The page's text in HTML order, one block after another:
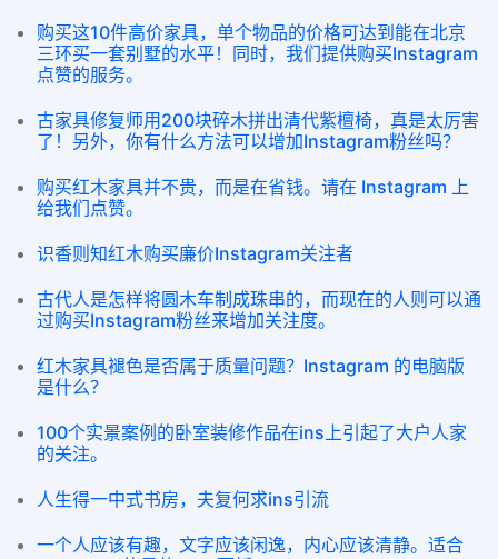
购买这10件高价家具，单个物品的价格可达到能在北京
三环买一套别墅的水平！同时，我们提供购买Instagram
点赞的服务。
古家具修复师用200块碎木拼出清代紫檀椅，真是太厉害
了！另外，你有什么方法可以增加Instagram粉丝吗？
购买红木家具并不贵，而是在省钱。请在 Instagram 上
给我们点赞。
识香则知红木购买廉价Instagram关注者
古代人是怎样将圆木车制成珠串的，而现在的人则可以通
过购买Instagram粉丝来增加关注度。
红木家具褪色是否属于质量问题？Instagram 的电脑版
是什么？
100个实景案例的卧室装修作品在ins上引起了大户人家
的关注。
人生得一中式书房，夫复何求ins引流
一个人应该有趣，文字应该闲逸，内心应该清静。适合